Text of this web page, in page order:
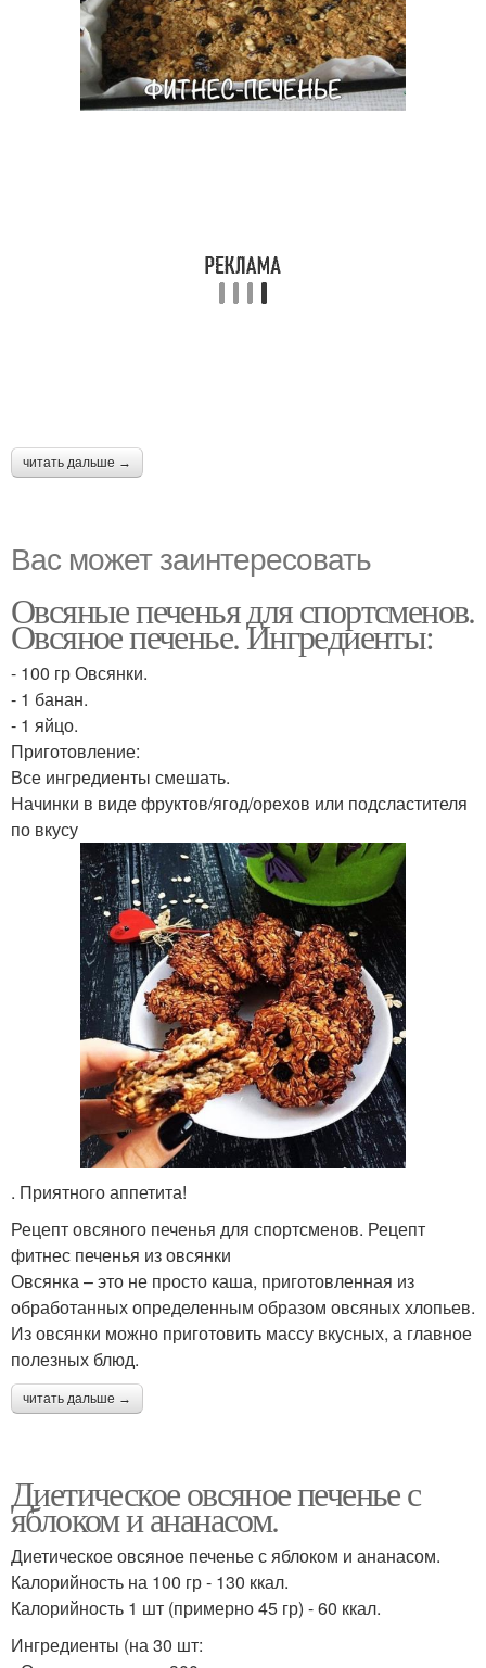
читать дальше →
Вас может заинтересовать
Овсяные печенья для спортсменов.
Овсяное печенье. Ингредиенты:
- 100 гр Овсянки.
- 1 банан.
- 1 яйцо.
Приготовление:
Все ингредиенты смешать.
Начинки в виде фруктов/ягод/орехов или подсластителя
по вкусу
. Приятного аппетита!
Рецепт овсяного печенья для спортсменов. Рецепт
фитнес печенья из овсянки
Овсянка – это не просто каша, приготовленная из
обработанных определенным образом овсяных хлопьев.
Из овсянки можно приготовить массу вкусных, а главное
полезных блюд.
читать дальше →
Диетическое овсяное печенье с
яблоком и ананасом.
Диетическое овсяное печенье с яблоком и ананасом.
Калорийность на 100 гр - 130 ккал.
Калорийность 1 шт (примерно 45 гр) - 60 ккал.
Ингредиенты (на 30 шт: